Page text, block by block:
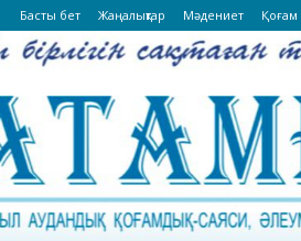
Басты бет Жаңалықтар Мәдениет Қоғам